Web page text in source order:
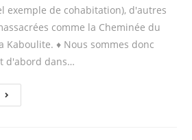
exemple de cohabitation), d'autres
comme la Cheminée du
Kaboulite. ♦ Nous sommes donc
d'abord dans…
au